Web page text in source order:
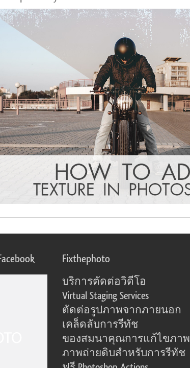
Fixthephoto
บริการตัดต่อวิดีโอ
Virtual Staging Services
ตัดต่อรูปภาพจากภายนอก
เคล็ดลับการรีทัช
ของสมนาคุณการแก้ไขภาพ
ภาพถ่ายดิบสำหรับการรีทัช